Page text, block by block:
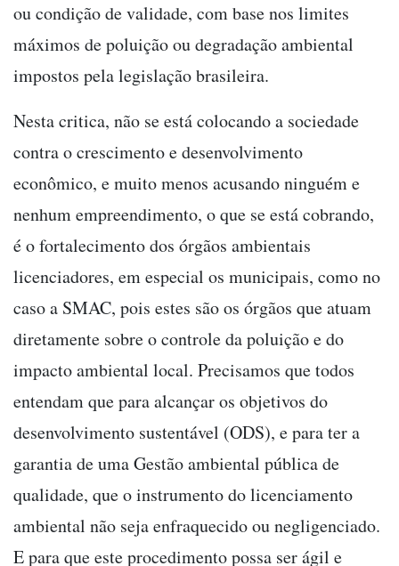
ou condição de validade, com base nos limites
máximos de poluição ou degradação ambiental
impostos pela legislação brasileira.
Nesta critica, não se está colocando a sociedade
contra o crescimento e desenvolvimento
econômico, e muito menos acusando ninguém e
nenhum empreendimento, o que se está cobrando,
é o fortalecimento dos órgãos ambientais
licenciadores, em especial os municipais, como no
caso a SMAC, pois estes são os órgãos que atuam
diretamente sobre o controle da poluição e do
impacto ambiental local. Precisamos que todos
entendam que para alcançar os objetivos do
desenvolvimento sustentável (ODS), e para ter a
garantia de uma Gestão ambiental pública de
qualidade, que o instrumento do licenciamento
ambiental não seja enfraquecido ou negligenciado.
E para que este procedimento possa ser ágil e